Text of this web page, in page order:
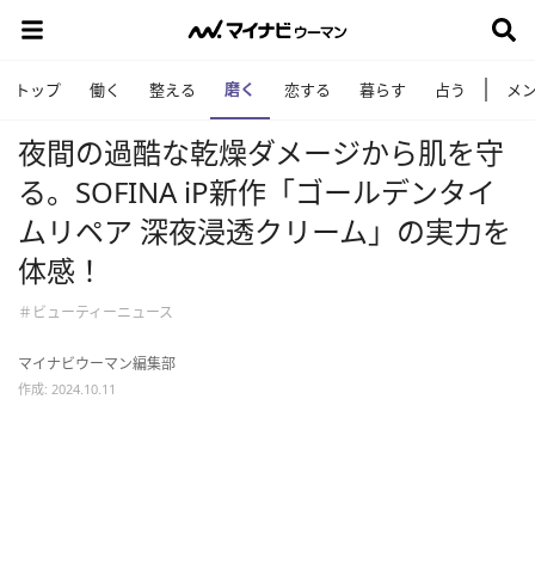
トップ 働く 整える 磨く 恋する 暮らす 占う メ
夜間の過酷な乾燥ダメージから肌を守
る。SOFINA iP新作「ゴールデンタイ
ムリペア 深夜浸透クリーム」の実力を
体感！
＃ビューティーニュース
マイナビウーマン編集部
作成: 2024.10.11